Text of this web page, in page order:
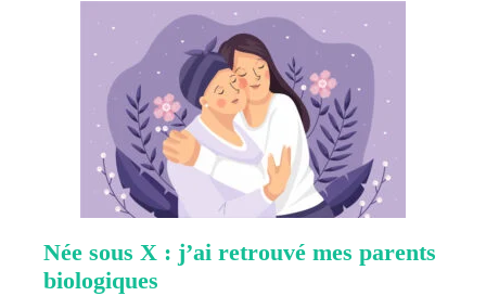
Née sous X : j’ai retrouvé mes parents
biologiques